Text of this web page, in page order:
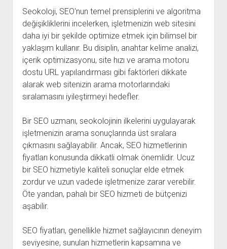
Seokoloji, SEO'nun temel prensiplerini ve algoritma
değişikliklerini incelerken, işletmenizin web sitesini
daha iyi bir şekilde optimize etmek için bilimsel bir
yaklaşım kullanır. Bu disiplin, anahtar kelime analizi,
içerik optimizasyonu, site hızı ve arama motoru
dostu URL yapılandırması gibi faktörleri dikkate
alarak web sitenizin arama motorlarındaki
sıralamasını iyileştirmeyi hedefler.
Bir SEO uzmanı, seokolojinin ilkelerini uygulayarak
işletmenizin arama sonuçlarında üst sıralara
çıkmasını sağlayabilir. Ancak, SEO hizmetlerinin
fiyatları konusunda dikkatli olmak önemlidir. Ucuz
bir SEO hizmetiyle kaliteli sonuçlar elde etmek
zordur ve uzun vadede işletmenize zarar verebilir.
Öte yandan, pahalı bir SEO hizmeti de bütçenizi
aşabilir.
SEO fiyatları, genellikle hizmet sağlayıcının deneyim
seviyesine, sunulan hizmetlerin kapsamına ve